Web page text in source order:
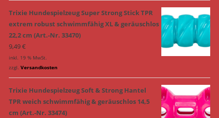
Trixie Hundespielzeug Super Strong Stick TPR
extrem robust schwimmfähig XL & geräuschlos
22,2 cm (Art.-Nr. 33470)
9,49€
inkl. 19 % MwSt.
zzgl. Versandkosten
Trixie Hundespielzeug Soft & Strong Hantel
TPR weich schwimmfähig & geräuschlos 14,5
cm (Art.-Nr. 33474)